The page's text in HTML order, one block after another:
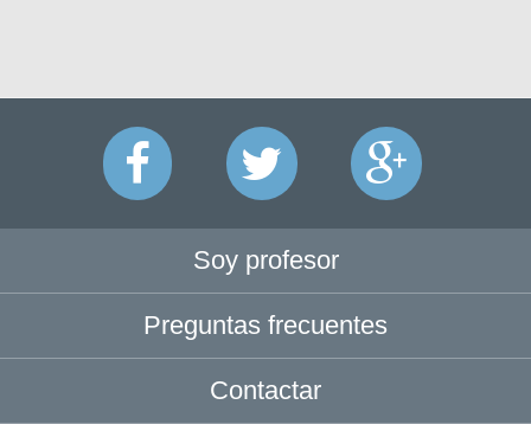
Soy profesor
Preguntas frecuentes
Contactar